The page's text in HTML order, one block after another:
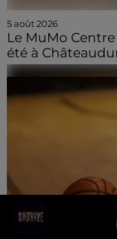
5 août 2026
Le MuMo
été à